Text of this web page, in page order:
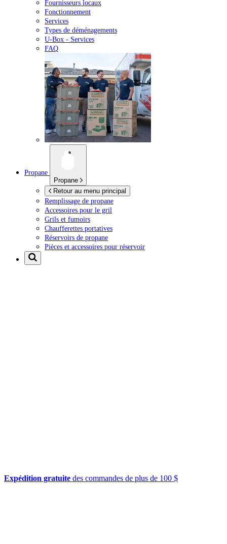
Fournisseurs locaux
Fonctionnement
Services
Types de déménagements
U-Box - Services
FAQ
Propane
Propane
Retour au menu principal
Remplissage de propane
Accessoires pour le gril
Grils et fumoirs
Chaufferettes portatives
Réservoirs de propane
Pièces et accessoires pour réservoir
Expédition gratuite des commandes de plus de 100 $